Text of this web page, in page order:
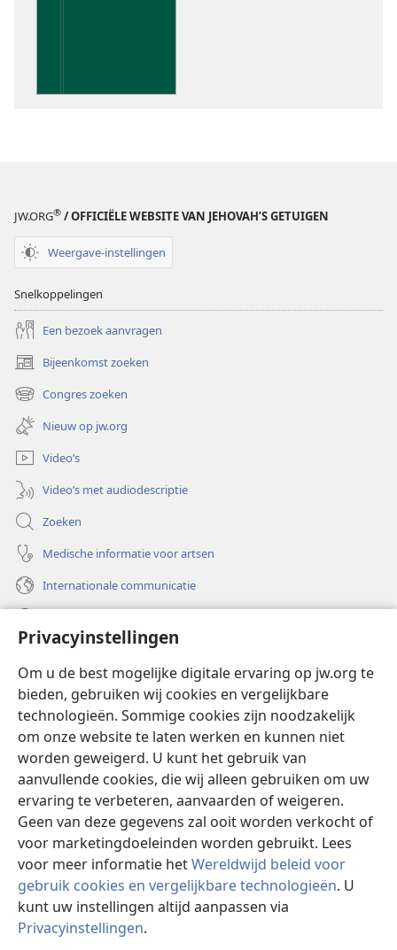
Privacyinstellingen
Om u de best mogelijke digitale ervaring op jw.org te
bieden, gebruiken wij cookies en vergelijkbare
technologieën. Sommige cookies zijn noodzakelijk
om onze website te laten werken en kunnen niet
worden geweigerd. U kunt het gebruik van
aanvullende cookies, die wij alleen gebruiken om uw
ervaring te verbeteren, aanvaarden of weigeren.
Geen van deze gegevens zal ooit worden verkocht of
voor marketingdoeleinden worden gebruikt. Lees
voor meer informatie hetWereldwijd beleid voor
gebruik cookies en vergelijkbare technologieën. U
kunt uw instellingen altijd aanpassen via
Privacyinstellingen.
JW.ORG® / OFFICIËLE WEBSITE VAN JEHOVAH’S GETUIGEN
Weergave-instellingen
Snelkoppelingen
Een bezoek aanvragen
Bijeenkomst zoeken
(opent
nieuw
venster)
Congres zoeken
(opent
nieuw
venster)
Nieuw op jw.org
Video’s
Video’s met audiodescriptie
Zoeken
Medische informatie voor artsen
Internationale communicatie
(opent
nieuw
venster)Watchtower ONLINE LIBRARY™
(opent
nieuw
venster)JW Hub ®
(opent
nieuw
venster)
®
Watchtower Library
Copyright © 2026 Watch Tower Bible and Tract Society of Pennsylvania.
GEBRUIKSVOORWAARDEN